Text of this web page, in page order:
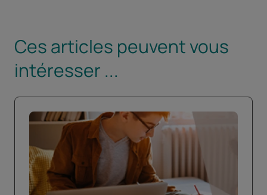
Ces articles peuvent vous
intéresser ...